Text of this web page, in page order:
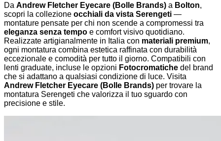
Da Andrew Fletcher Eyecare (Bolle Brands) a Bolton,
scopri la collezione occhiali da vista Serengeti —
montature pensate per chi non scende a compromessi tra
eleganza senza tempo e comfort visivo quotidiano.
Realizzate artigianalmente in Italia con materiali premium,
ogni montatura combina estetica raffinata con durabilità
eccezionale e comodità per tutto il giorno. Compatibili con
lenti graduate, incluse le opzioni Fotocromatiche del brand
che si adattano a qualsiasi condizione di luce. Visita
Andrew Fletcher Eyecare (Bolle Brands) per trovare la
montatura Serengeti che valorizza il tuo sguardo con
precisione e stile.